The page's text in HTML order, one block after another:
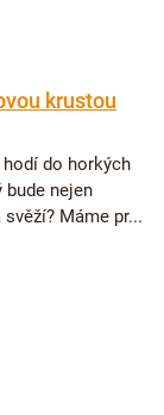
krustou
do horkých
bude nejen
Máme pr...